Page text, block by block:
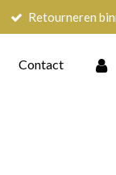
Retourneren
Contact